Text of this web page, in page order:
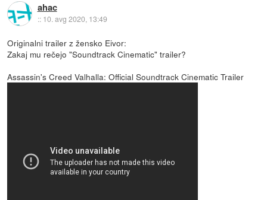
ahac
:: 10. avg 2020, 13:49
Originalni trailer z žensko Eivor:
Zakaj mu rečejo "Soundtrack Cinematic" trailer?
Assassin's Creed Valhalla: Official Soundtrack Cinematic Trailer